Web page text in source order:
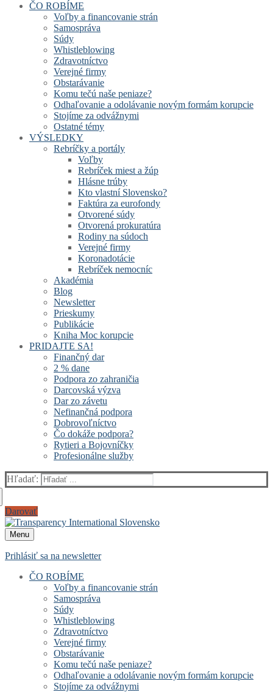
ČO ROBÍME
Voľby a financovanie strán
Samospráva
Súdy
Whistleblowing
Zdravotníctvo
Verejné firmy
Obstarávanie
Komu tečú naše peniaze?
Odhaľovanie a odolávanie novým formám korupcie
Stojíme za odvážnymi
Ostatné témy
VÝSLEDKY
Rebríčky a portály
Voľby
Rebríček miest a žúp
Hlásne trúby
Kto vlastní Slovensko?
Faktúra za eurofondy
Otvorené súdy
Otvorená prokuratúra
Rodiny na súdoch
Verejné firmy
Koronadotácie
Rebríček nemocníc
Akadémia
Blog
Newsletter
Prieskumy
Publikácie
Kniha Moc korupcie
PRIDAJTE SA!
Finančný dar
2 % dane
Podpora zo zahraničia
Darcovská výzva
Dar zo závetu
Nefinančná podpora
Dobrovoľníctvo
Čo dokáže podpora?
Rytieri a Bojovníčky
Profesionálne služby
Hľadať:
Darovať
Menu
Prihlásiť sa na newsletter
ČO ROBÍME
Voľby a financovanie strán
Samospráva
Súdy
Whistleblowing
Zdravotníctvo
Verejné firmy
Obstarávanie
Komu tečú naše peniaze?
Odhaľovanie a odolávanie novým formám korupcie
Stojíme za odvážnymi